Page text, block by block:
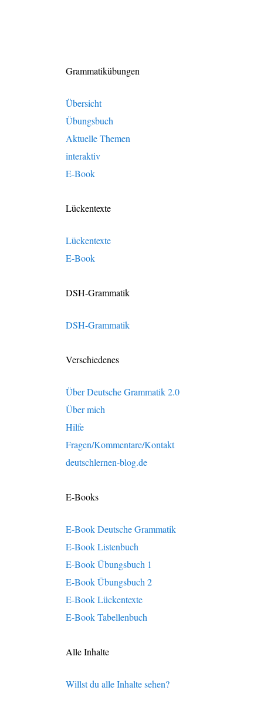
Grammatikübungen
Übersicht
Übungsbuch
Aktuelle Themen
interaktiv
E-Book
Lückentexte
Lückentexte
E-Book
DSH-Grammatik
DSH-Grammatik
Verschiedenes
Über Deutsche Grammatik 2.0
Über mich
Hilfe
Fragen/Kommentare/Kontakt
deutschlernen-blog.de
E-Books
E-Book Deutsche Grammatik
E-Book Listenbuch
E-Book Übungsbuch 1
E-Book Übungsbuch 2
E-Book Lückentexte
E-Book Tabellenbuch
Alle Inhalte
Willst du alle Inhalte sehen?